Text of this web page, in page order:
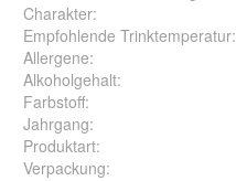
Charakter:
Empfohlende Trinktemperatur:
Allergene:
Alkoholgehalt:
Farbstoff:
Jahrgang:
Produktart:
Verpackung: